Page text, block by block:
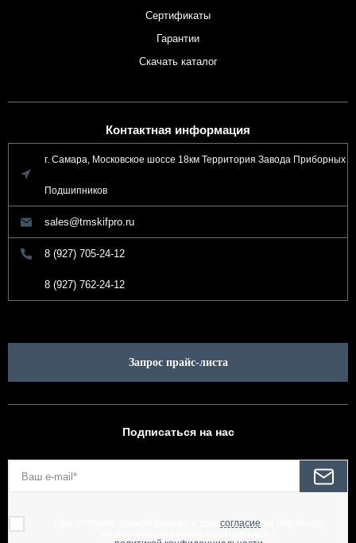
Сертификаты
Гарантии
Скачать каталог
Контактная информация
г. Самара, Московское шоссе 18км Территория Завода Приборных
Подшипников
sales@tmskifpro.ru
8 (927) 705-24-12
8 (927) 762-24-12
Запрос прайс-листа
Подписаться на нас
согласие